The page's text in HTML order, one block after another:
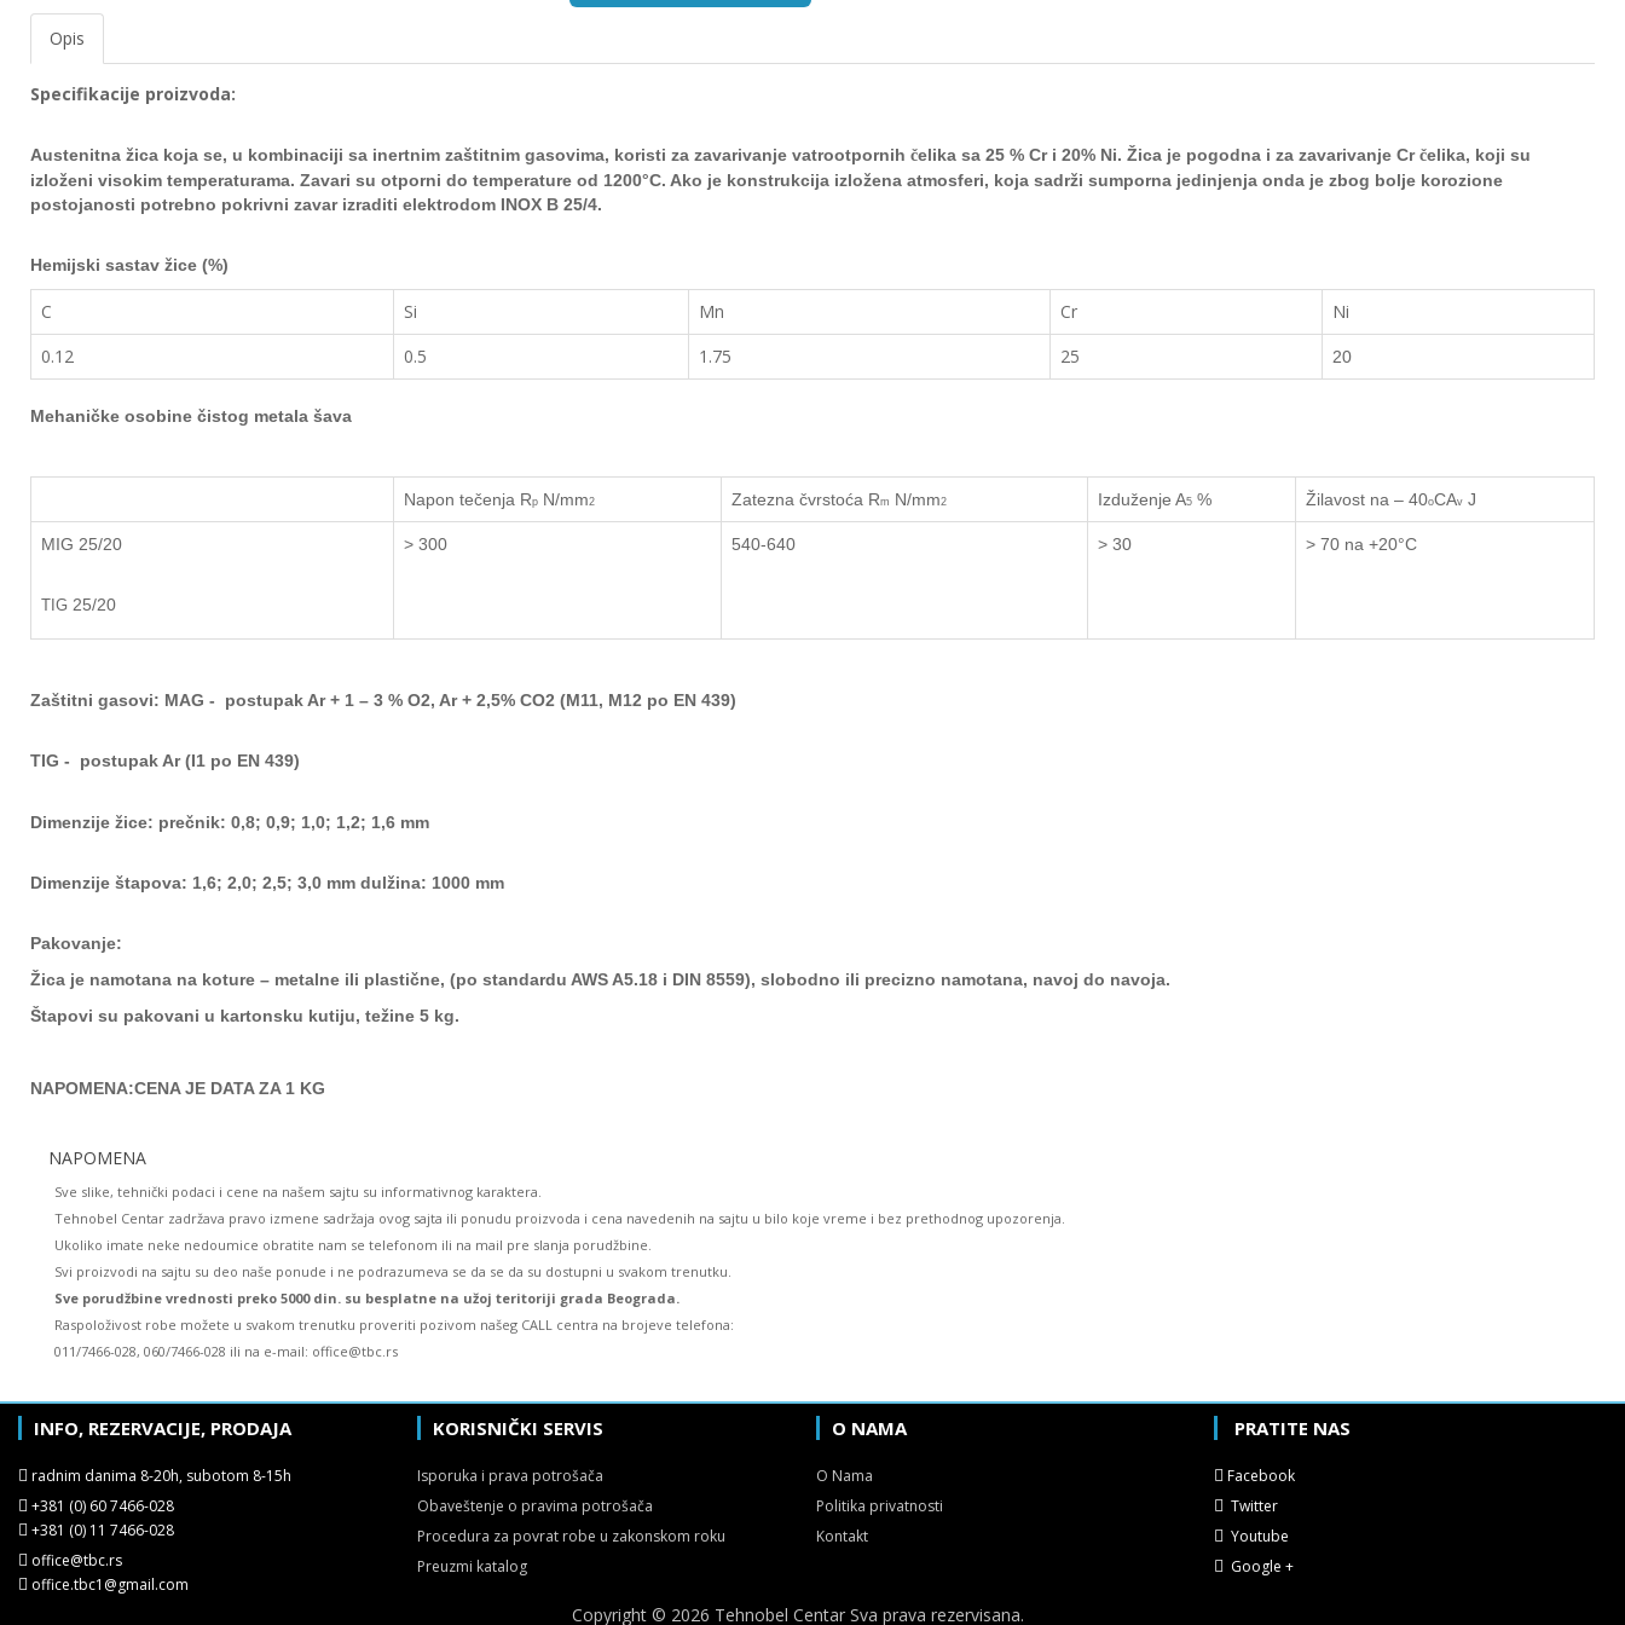
EWM
aparati
zavarivanje
Prenosni
računari
za
zavarivanje
Alati
Opis
Specifikacije proizvoda:
Austenitna žica koja se, u kombinaciji sa inertnim zaštitnim gasovima, koristi za zavarivanje vatrootpornih čelika sa 25 % Cr i 20% Ni. Žica je pogodna i za zavarivanje Cr čelika, koji su
izloženi visokim temperaturama. Zavari su otporni do temperature od 1200°C. Ako je konstrukcija izložena atmosferi, koja sadrži sumporna jedinjenja onda je zbog bolje korozione
postojanosti potrebno pokrivni zavar izraditi elektrodom INOX B 25/4.
Hemijski sastav žice (%)
C Si Mn Cr
Ni
0.12
0.5 1.75 25 20
Mehaničke osobine čistog metala šava
Napon tečenja Rp N/mm2 Zatezna čvrstoća Rm N/mm2 Izduženje A5 % Žilavost na – 40oCAv J
MIG 25/20
TIG 25/20
> 300 540-640 > 30 > 70 na +20°C
Zaštitni gasovi: MAG - postupak Ar + 1 – 3 % O2, Ar + 2,5% CO2 (M11, M12 po EN 439)
TIG - postupak Ar (I1 po EN 439)
Dimenzije žice: prečnik: 0,8; 0,9; 1,0; 1,2; 1,6 mm
Dimenzije štapova: 1,6; 2,0; 2,5; 3,0 mm dulžina: 1000 mm
Pakovanje:
Žica je namotana na koture – metalne ili plastične, (po standardu AWS A5.18 i DIN 8559), slobodno ili precizno namotana, navoj do navoja.
Štapovi su pakovani u kartonsku kutiju, težine 5 kg.
NAPOMENA:CENA JE DATA ZA 1 KG
NAPOMENA
Sve slike, tehnički podaci i cene na našem sajtu su informativnog karaktera.
Tehnobel Centar zadržava pravo izmene sadržaja ovog sajta ili ponudu proizvoda i cena navedenih na sajtu u bilo koje vreme i bez prethodnog upozorenja.
Ukoliko imate neke nedoumice obratite nam se telefonom ili na mail pre slanja porudžbine.
Svi proizvodi na sajtu su deo naše ponude i ne podrazumeva se da se da su dostupni u svakom trenutku.
Sve porudžbine vrednosti preko 5000 din. su besplatne na užoj teritoriji grada Beograda.
Raspoloživost robe možete u svakom trenutku proveriti pozivom našeg CALL centra na brojeve telefona:
011/7466-028, 060/7466-028 ili na e-mail: office@tbc.rs
INFO, REZERVACIJE, PRODAJA
radnim danima 8-20h, subotom 8-15h
+381 (0) 60 7466-028
+381 (0) 11 7466-028
office@tbc.rs
office.tbc1@gmail.com
KORISNIČKI SERVIS
Isporuka i prava potrošača
Obaveštenje o pravima potrošača
Procedura za povrat robe u zakonskom roku
Preuzmi katalog
O NAMA
O Nama
Politika privatnosti
Kontakt
PRATITE NAS
Facebook
Twitter
Youtube
Google +
Copyright © 2026 Tehnobel Centar Sva prava rezervisana.